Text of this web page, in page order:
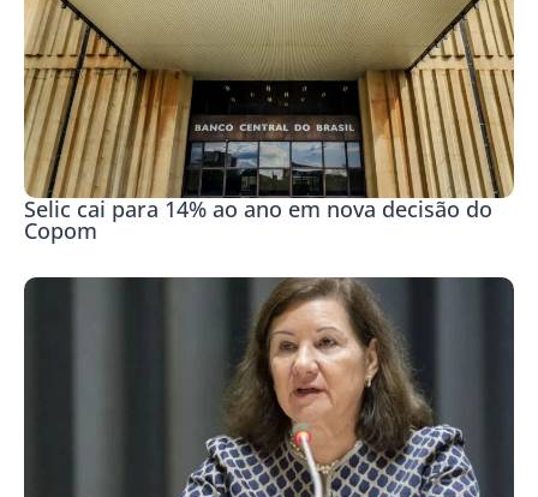
Selic cai para 14% ao ano em nova decisão do
Copom